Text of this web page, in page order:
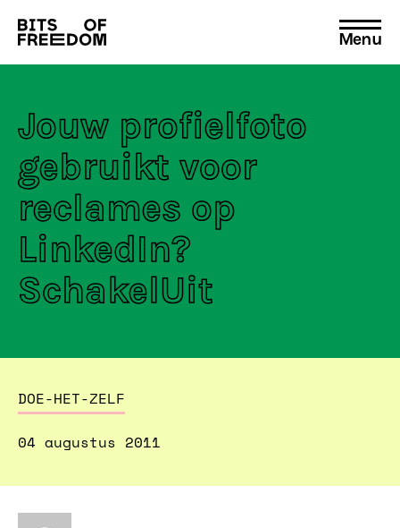
Search
for:
Menu
Jouw profielfoto
gebruikt voor
reclames op
LinkedIn?
SchakelUit
DOE-HET-ZELF
04 augustus 2011